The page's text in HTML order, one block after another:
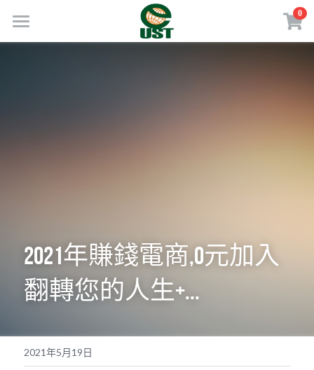
0
Home
VIP會員專區
歡迎來電
POWERED BY
2021年賺錢電商,0元加入
翻轉您的人生+...
2021年5月19日
×
商品分類